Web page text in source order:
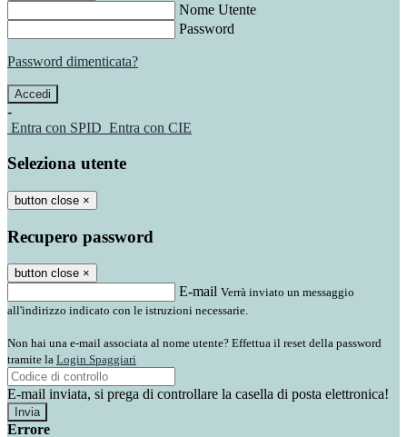
Nome Utente
Password
Password dimenticata?
-
Entra con SPID Entra con CIE
Seleziona utente
button close ×
Recupero password
button close ×
E-mail Verrà inviato un messaggio
all'indirizzo indicato con le istruzioni necessarie.
Non hai una e-mail associata al nome utente? Effettua il reset della password
tramite la Login Spaggiari
E-mail inviata, si prega di controllare la casella di posta elettronica!
Errore